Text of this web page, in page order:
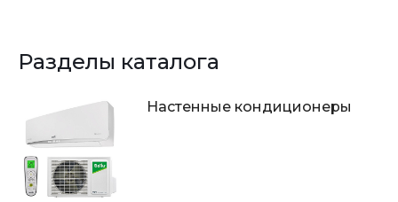
Разделы каталога
Настенные кондиционеры